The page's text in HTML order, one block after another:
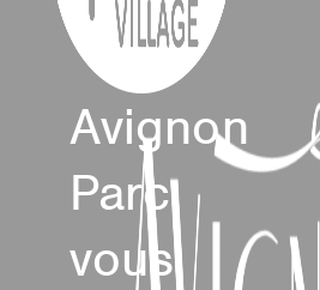
Avignon
Parc
vous